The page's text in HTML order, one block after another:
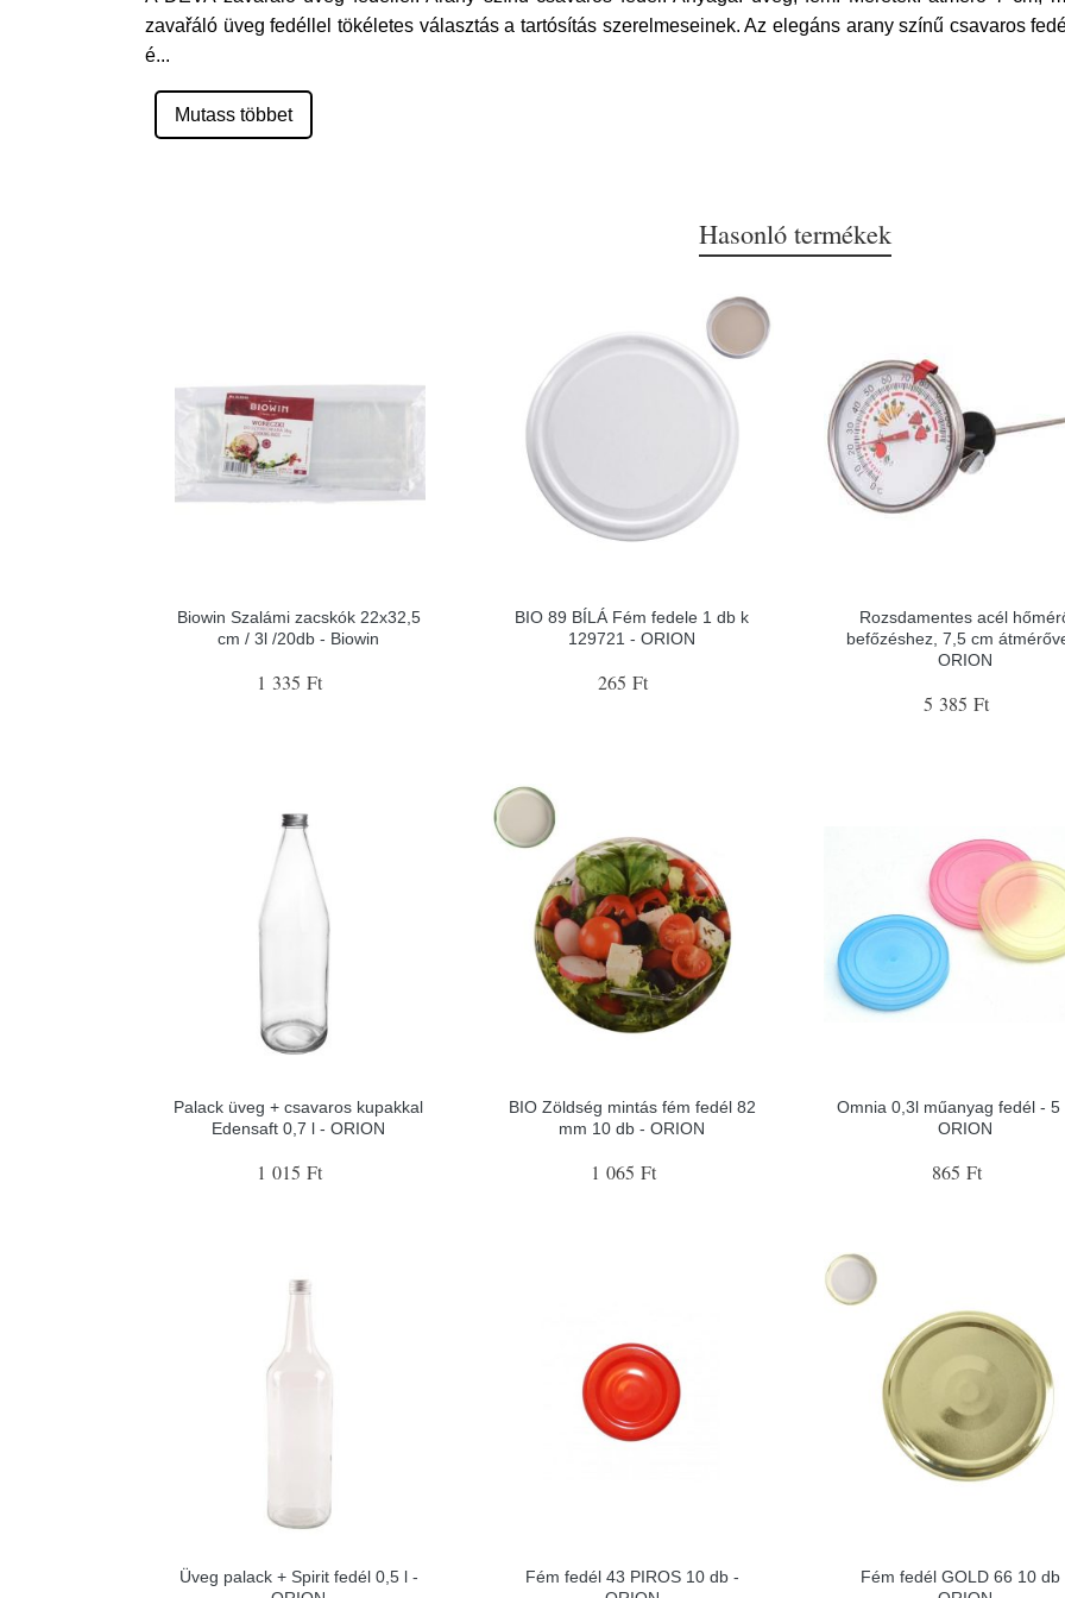
zavařáló üveg fedéllel tökéletes választás a tartósítás szerelmeseinek. Az elegáns arany színű csavaros
é...
Mutass többet
Hasonló termékek
Biowin Szalámi zacskók 22x32,5
cm / 3l /20db - Biowin
1 335 Ft
BIO 89 BÍLÁ Fém fedele 1 db k
129721 - ORION
265 Ft
Rozsdamentes acél
befőzéshez, 7,5 cm
ORION
5 385 Ft
Palack üveg + csavaros kupakkal
Edensaft 0,7 l - ORION
1 015 Ft
BIO Zöldség mintás fém fedél 82
mm 10 db - ORION
1 065 Ft
Omnia 0,3l műanyag fedél - 5
ORION
865 Ft
Üveg palack + Spirit fedél 0,5 l -
Fém fedél 43 PIROS 10 db -
Fém fedél GOLD 66 10 db